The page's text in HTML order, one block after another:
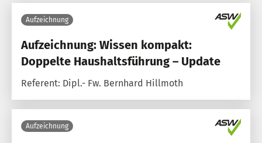
Aufzeichnung
Aufzeichnung: Wissen kompakt:
Doppelte Haushaltsführung – Update
Referent: Dipl.- Fw. Bernhard Hillmoth
Aufzeichnung